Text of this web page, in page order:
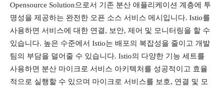
Opensource Solution으로서 기존 분산 애플리케이션 계층에 투
명성을 제공하는 완전한 오픈 소스 서비스 메시입니다. Istio를
사용하면 서비스에 대한 연결, 보안, 제어 및 모니터링을 할 수
있습니다. 높은 수준에서 Istio는 배포의 복잡성을 줄이고 개발
팀의 부담을 덜어줄 수 있습니다. Istio의 다양한 기능 세트를
사용하면 분산 마이크로 서비스 아키텍처를 성공적이고 효율
적으로 실행할 수 있으며 마이크로 서비스를 보호, 연결 및 모